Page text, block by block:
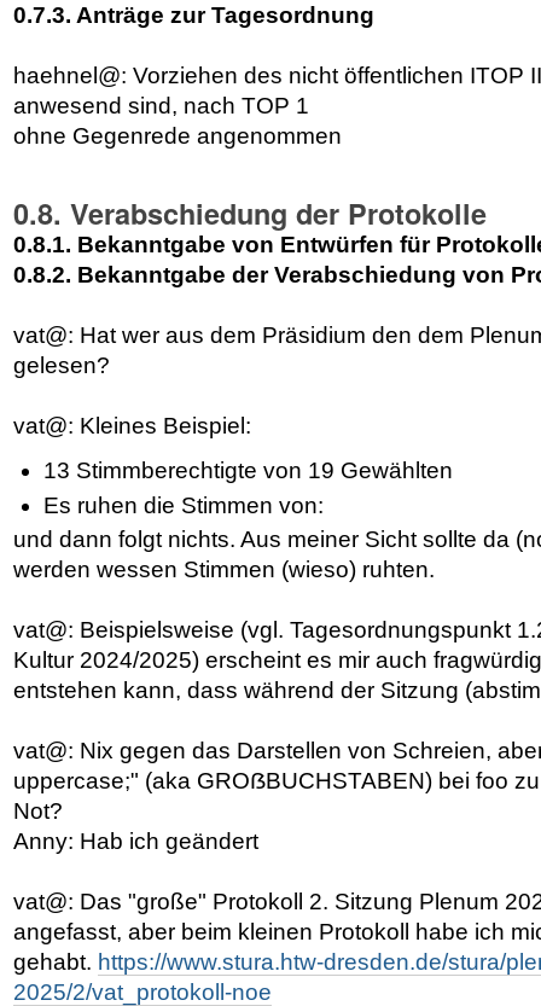
0.7.3. Anträge zur Tagesordnung
haehnel@: Vorziehen des nicht öffentlichen ITOP
anwesend sind, nach TOP 1
ohne Gegenrede angenommen
0.8. Verabschiedung der Protokolle
0.8.1. Bekanntgabe von Entwürfen für
0.8.2. Bekanntgabe der Verabschiedung von
vat@: Hat wer aus dem Präsidium den dem
gelesen?
vat@: Kleines Beispiel:
13 Stimmberechtigte von 19 Gewählten
Es ruhen die Stimmen von:
und dann folgt nichts. Aus meiner Sicht sollte da
werden wessen Stimmen (wieso) ruhten.
vat@: Beispielsweise (vgl. Tagesordnungspunkt
Kultur 2024/2025) erscheint es mir auch
entstehen kann, dass während der Sitzung
vat@: Nix gegen das Darstellen von Schreien,
uppercase;" (aka GROẞBUCHSTABEN) bei foo
Not?
Anny: Hab ich geändert
vat@: Das "große" Protokoll 2. Sitzung Plenum
angefasst, aber beim kleinen Protokoll habe ich
gehabt. https://www.stura.htw-dresden.de/stura/
2025/2/vat_protokoll-noe